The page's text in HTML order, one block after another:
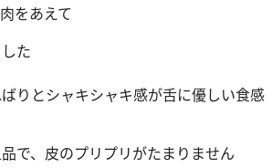
をあえて
た
りとシャキシャキ感が舌に優しい食感
で、皮のプリプリがたまりません